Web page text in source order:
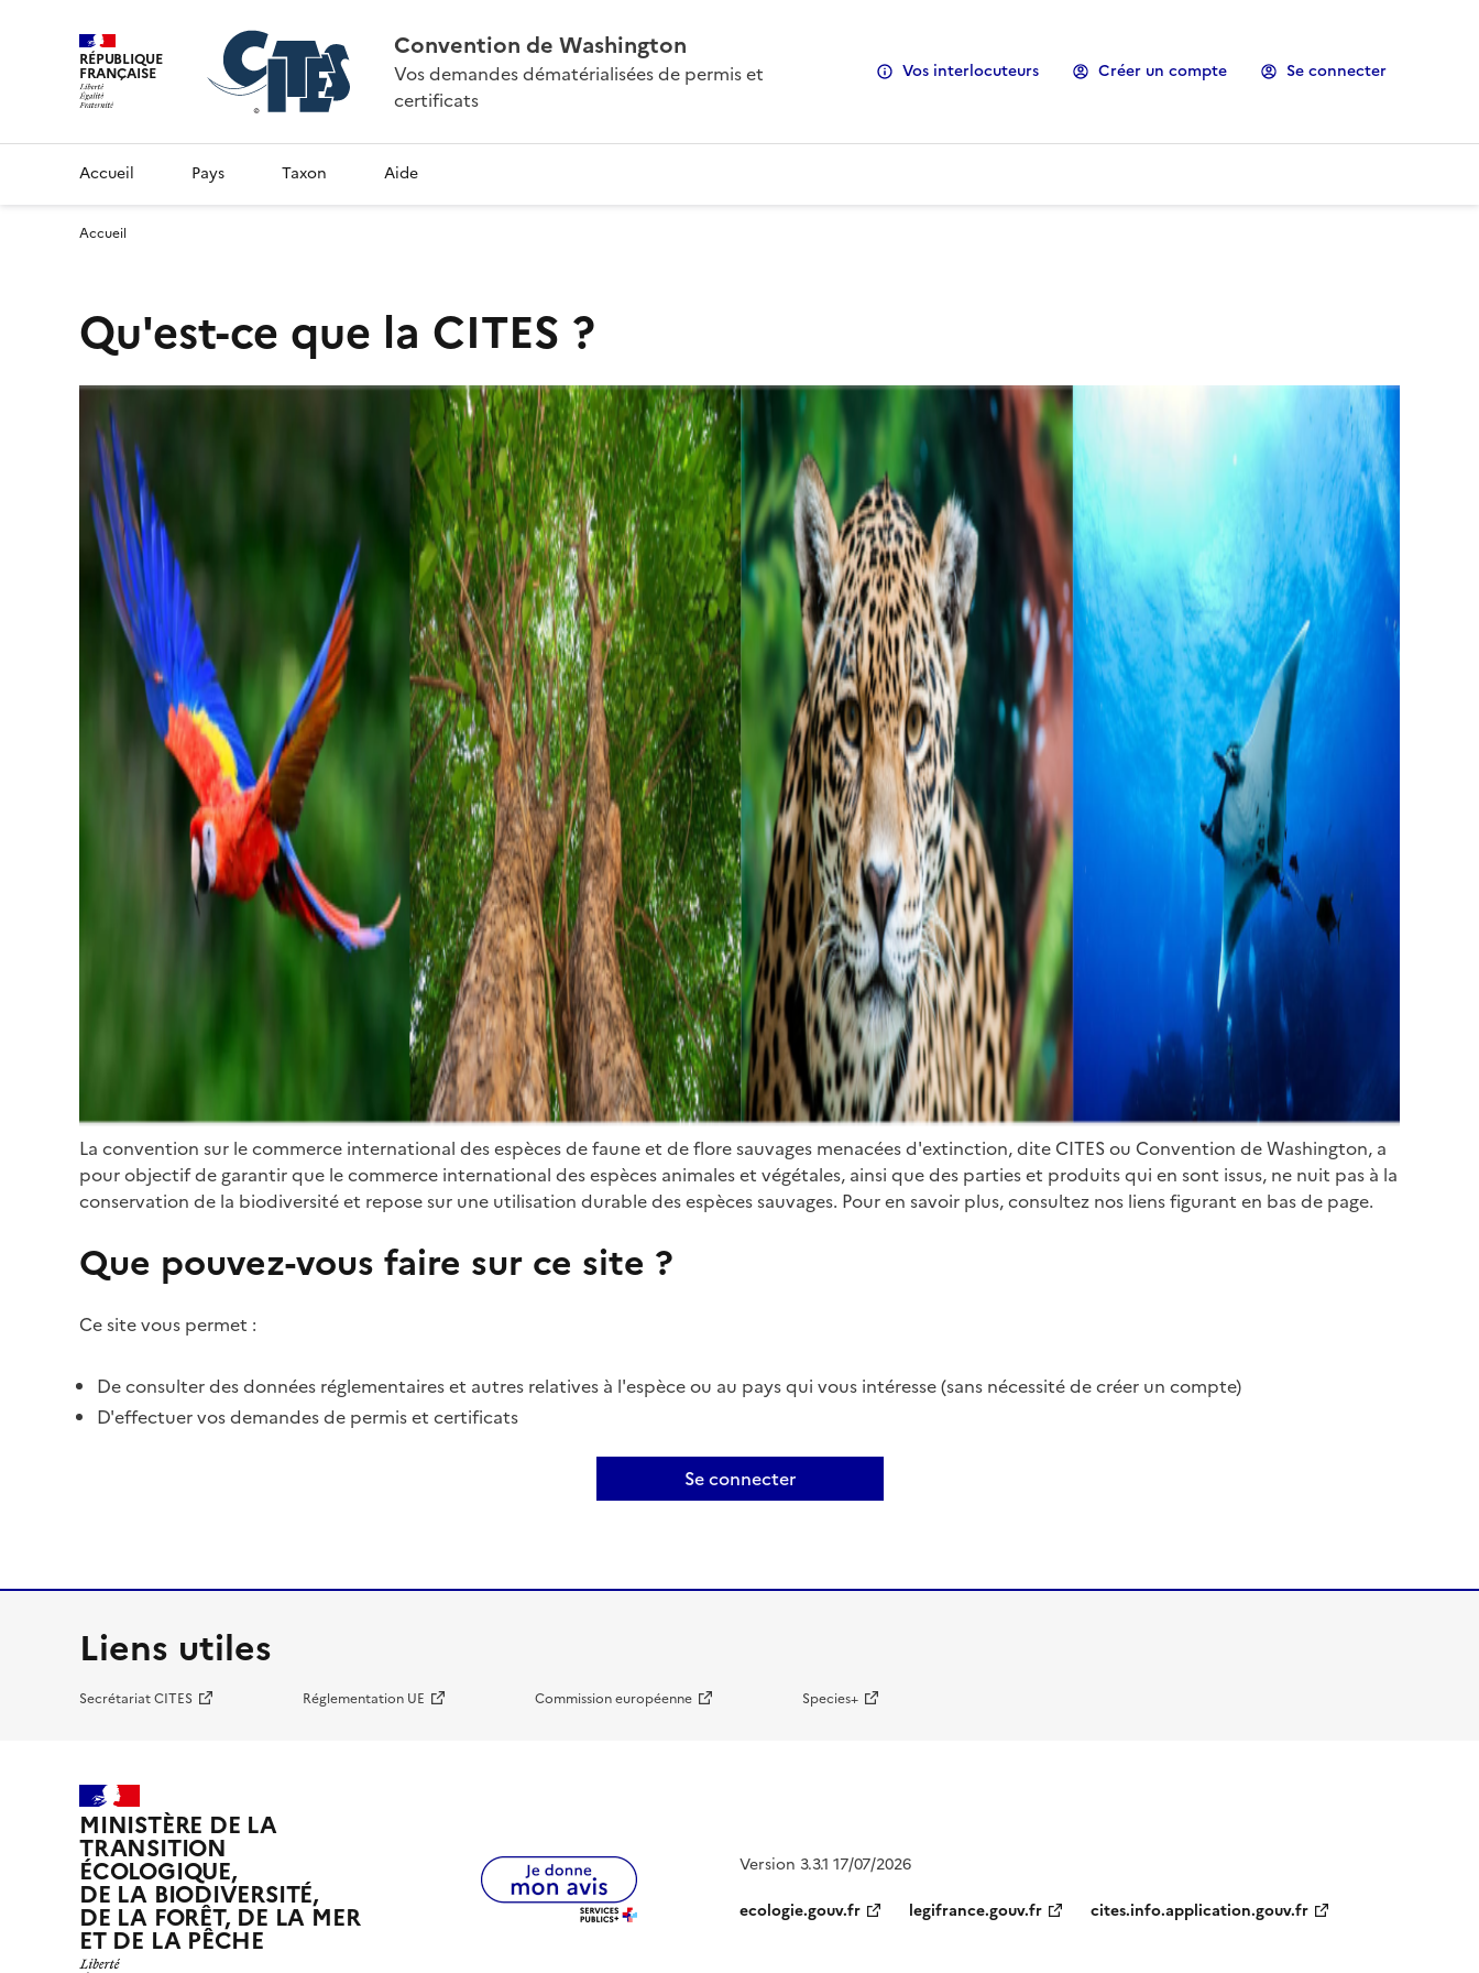
RÉPUBLIQUE
FRANÇAISE
Convention de Washington
Vos demandes dématérialisées de permis et
certificats
Vos interlocuteurs Créer un compte Se connecter
Accueil Pays Taxon Aide
Accueil
Qu'est-ce que la CITES ?
La convention sur le commerce international des espèces de faune et de flore sauvages menacées d'extinction, dite CITES ou Convention de Washington, a
pour objectif de garantir que le commerce international des espèces animales et végétales, ainsi que des parties et produits qui en sont issus, ne nuit pas à la
conservation de la biodiversité et repose sur une utilisation durable des espèces sauvages. Pour en savoir plus, consultez nos liens figurant en bas de page.
Que pouvez-vous faire sur ce site ?
Ce site vous permet :
De consulter des données réglementaires et autres relatives à l'espèce ou au pays qui vous intéresse (sans nécessité de créer un compte)
D'effectuer vos demandes de permis et certificats
Se connecter
Liens utiles
Secrétariat CITES Réglementation UE Commission européenne Species+
MINISTÈRE DE LA
TRANSITION
ÉCOLOGIQUE,
DE LA BIODIVERSITÉ,
DE LA FORÊT, DE LA MER
ET DE LA PÊCHE
Version 3.3.1 17/07/2026
ecologie.gouv.fr
legifrance.gouv.fr cites.info.application.gouv.fr